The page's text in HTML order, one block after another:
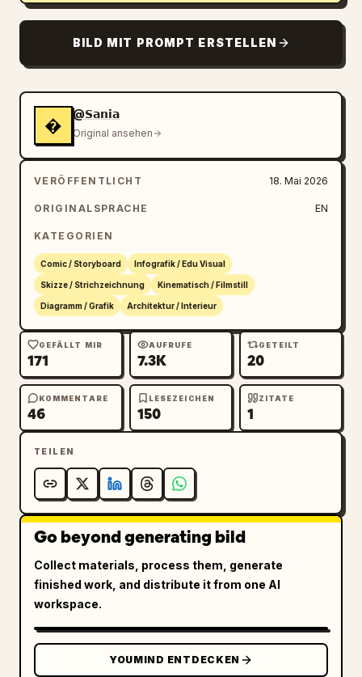
System.
Anpassungen.
Panel 12: Vollständig fertiggestellter,
laufendem Ventilator und aktiver Klimaanlage.
Detaillierte Storyboard-Frames, filmische
Pfeile und Szenenübergangsnotizen,
realistische Arbeiter in Sicherheitskleidung,
Werkzeuge in jedem Panel sichtbar,
Frames hinweg, Storyboard-Stil der
Filmproduktion, hochdetaillierte Schwarz-
Weiß-Skizze kombiniert mit weicher filmischer
Schattierung, professionelles Pre-Production-
Konzeptblatt, ein einziges Bild, das alle
Storyboard-Panels enthält.
BILD MIT PROMPT ERSTELLEN
�
@𝗦𝗮𝗻𝗶𝗮
Original ansehen
VERÖFFENTLICHT 18. Mai 2026
ORIGINALSPRACHE EN
KATEGORIEN
Comic / Storyboard Infografik / Edu Visual
Skizze / Strichzeichnung Kinematisch / Filmstill
Diagramm / Grafik Architektur / Interieur
GEFÄLLT MIR
171
AUFRUFE
7.3K
GETEILT
20
KOMMENTARE
46
LESEZEICHEN
150
ZITATE
1
TEILEN
Go beyond generating bild
Collect materials, process them, generate
finished work, and distribute it from one AI
workspace.
YOUMIND ENTDECKEN